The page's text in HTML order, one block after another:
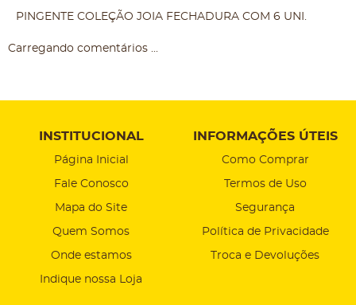
PINGENTE COLEÇÃO JOIA FECHADURA COM 6 UNI.
Carregando comentários ...
INSTITUCIONAL
Página Inicial
Fale Conosco
Mapa do Site
Quem Somos
Onde estamos
Indique nossa Loja
INFORMAÇÕES ÚTEIS
Como Comprar
Termos de Uso
Segurança
Política de Privacidade
Troca e Devoluções